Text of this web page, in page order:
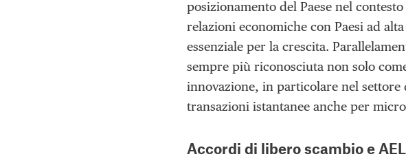
posizionamento del Paese nel
relazioni economiche con Paesi ad
essenziale per la crescita.
sempre più riconosciuta non solo
innovazione, in particolare nel
transazioni istantanee anche per
Accordi di libero scambio e